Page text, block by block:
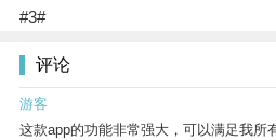
#3#
评论
游客
这款app的功能非常强大，可以满足我所